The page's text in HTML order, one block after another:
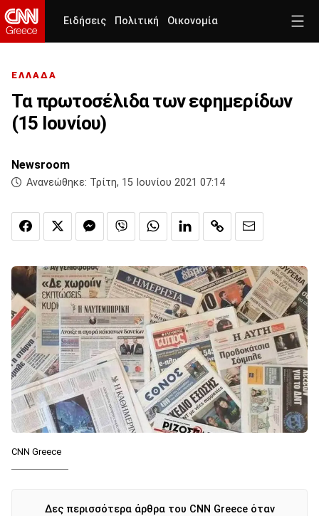
Ειδήσεις Πολιτική Οικονομία
ΕΛΛΑΔΑ
Τα πρωτοσέλιδα των εφημερίδων
(15 Ιουνίου)
Newsroom
Ανανεώθηκε: Τρίτη, 15 Ιουνίου 2021 07:14
CNN Greece
Δες περισσότερα άρθρα του CNN Greece όταν